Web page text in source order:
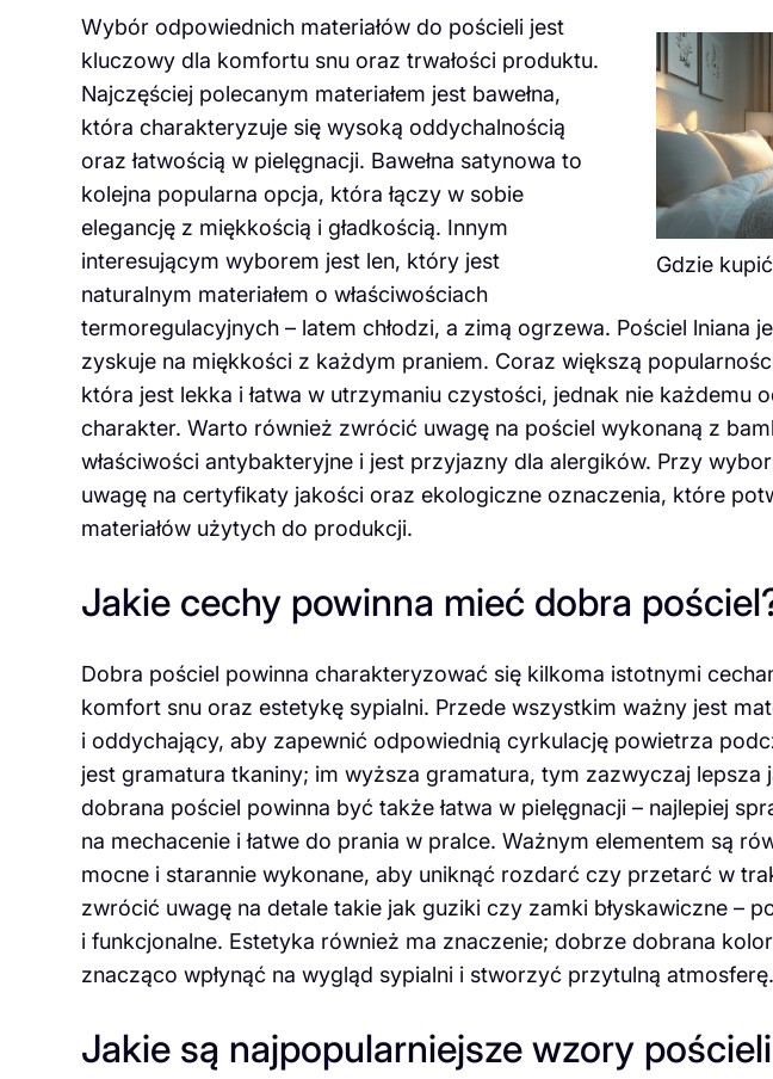
Gdzie
Wybór odpowiednich materiałów do pościeli jest
kluczowy dla komfortu snu oraz trwałości produktu.
Najczęściej polecanym materiałem jest bawełna,
która charakteryzuje się wysoką oddychalnością
oraz łatwością w pielęgnacji. Bawełna satynowa to
kolejna popularna opcja, która łączy w sobie
elegancję z miękkością i gładkością. Innym
interesującym wyborem jest len, który jest
naturalnym materiałem o właściwościach
termoregulacyjnych – latem chłodzi, a zimą ogrzewa. Pościel lniana
zyskuje na miękkości z każdym praniem. Coraz większą
która jest lekka i łatwa w utrzymaniu czystości, jednak nie każdemu
charakter. Warto również zwrócić uwagę na pościel wykonaną z
właściwości antybakteryjne i jest przyjazny dla alergików. Przy
uwagę na certyfikaty jakości oraz ekologiczne oznaczenia, które
materiałów użytych do produkcji.
Jakie cechy powinna mieć dobra
Dobra pościel powinna charakteryzować się kilkoma istotnymi
komfort snu oraz estetykę sypialni. Przede wszystkim ważny jest
i oddychający, aby zapewnić odpowiednią cyrkulację powietrza
jest gramatura tkaniny; im wyższa gramatura, tym zazwyczaj
dobrana pościel powinna być także łatwa w pielęgnacji – najlepiej
na mechacenie i łatwe do prania w pralce. Ważnym elementem są
mocne i starannie wykonane, aby uniknąć rozdarć czy przetarć w
zwrócić uwagę na detale takie jak guziki czy zamki błyskawiczne –
i funkcjonalne. Estetyka również ma znaczenie; dobrze dobrana
znacząco wpłynąć na wygląd sypialni i stworzyć przytulną atmosferę.
Jakie są najpopularniejsze wzory